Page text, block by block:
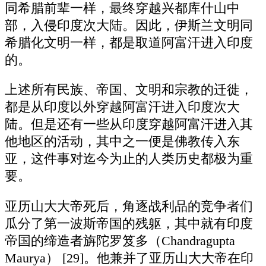
同希腊前辈一样，最终穿越兴都库什山中
部，入侵印度次大陆。因此，伊斯兰文明同
希腊化文明一样，都是取道阿富汗进入印度
的。
上述所有民族、帝国、文明和宗教的迁徙，
都是从印度以外穿越阿富汗进入印度次大
陆。但是还有一些从印度穿越阿富汗进入其
他地区的活动，其中之一便是佛教传入东
亚，这件事对迄今为止的人类历史都极为重
要。
亚历山大大帝死后，角逐战利品的竞争者们
瓜分了第一波斯帝国的残躯，其中就有印度
帝国的缔造者旃陀罗笈多（Chandragupta
Maurya） [29]。他兼并了亚历山大大帝在印